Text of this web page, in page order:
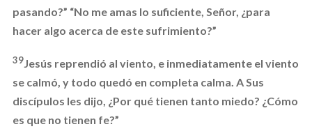
pasando?” “No me amas lo suficiente, Señor, ¿para
hacer algo acerca de este sufrimiento?”
39Jesús reprendió al viento, e inmediatamente el viento
se calmó, y todo quedó en completa calma. A Sus
discípulos les dijo, ¿Por qué tienen tanto miedo? ¿Cómo
es que no tienen fe?”